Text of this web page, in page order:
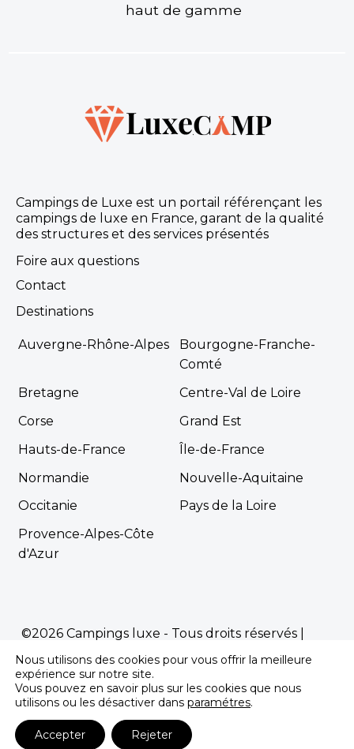
haut de gamme
Campings de Luxe est un portail référençant les
campings de luxe en France, garant de la qualité
des structures et des services présentés
Foire aux questions
Contact
Destinations
Auvergne-Rhône-Alpes
Bourgogne-Franche-
Comté
Bretagne
Centre-Val de Loire
Corse
Grand Est
Hauts-de-France
Île-de-France
Normandie
Nouvelle-Aquitaine
Occitanie
Pays de la Loire
Provence-Alpes-Côte
d'Azur
©2026 Campings luxe - Tous droits réservés |
Propulsé parPremière.Page
pour les campings
Nous utilisons des cookies pour vous offrir la meilleure
expérience sur notre site.
Vous pouvez en savoir plus sur les cookies que nous
utilisons ou les désactiver dans paramétres.
Accepter Rejeter